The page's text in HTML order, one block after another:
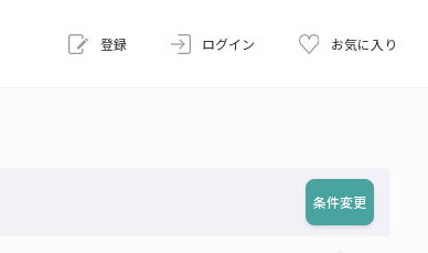
登録 ログイン お気に入り
条件変更